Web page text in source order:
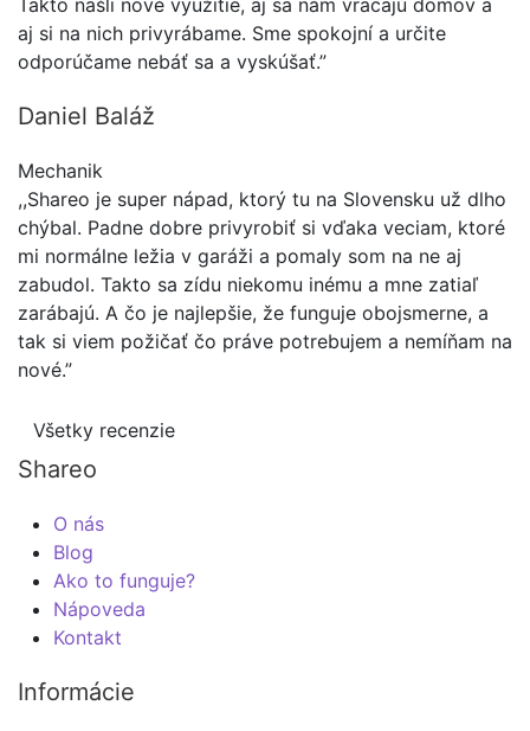
aj si na nich privyrábame. Sme spokojní a určite
odporúčame nebáť sa a vyskúšať.”
Daniel Baláž
Mechanik
,,Shareo je super nápad, ktorý tu na Slovensku už dlho
chýbal. Padne dobre privyrobiť si vďaka veciam, ktoré
mi normálne ležia v garáži a pomaly som na ne aj
zabudol. Takto sa zídu niekomu inému a mne zatiaľ
zarábajú. A čo je najlepšie, že funguje obojsmerne, a
tak si viem požičať čo práve potrebujem a nemíňam na
nové.”
Všetky recenzie
Shareo
O nás
Blog
Ako to funguje?
Nápoveda
Kontakt
Informácie